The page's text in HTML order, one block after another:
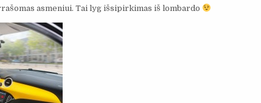
asmeniui. Tai lyg išsipirkimas iš lombardo